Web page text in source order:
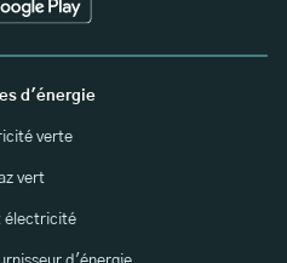
d'énergie
verte
vert
électricité